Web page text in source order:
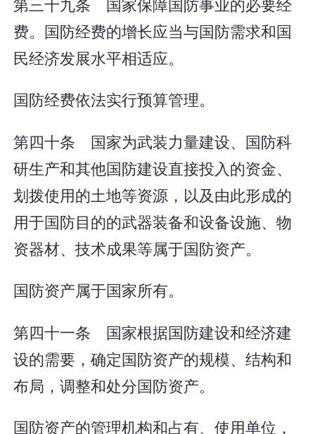
费。国防经费的增长应当与国防需求和国
民经济发展水平相适应。
国防经费依法实行预算管理。
第四十条 国家为武装力量建设、国防科
研生产和其他国防建设直接投入的资金、
划拨使用的土地等资源，以及由此形成的
用于国防目的的武器装备和设备设施、物
资器材、技术成果等属于国防资产。
国防资产属于国家所有。
第四十一条 国家根据国防建设和经济建
设的需要，确定国防资产的规模、结构和
布局，调整和处分国防资产。
国防资产的管理机构和占有、使用单位，